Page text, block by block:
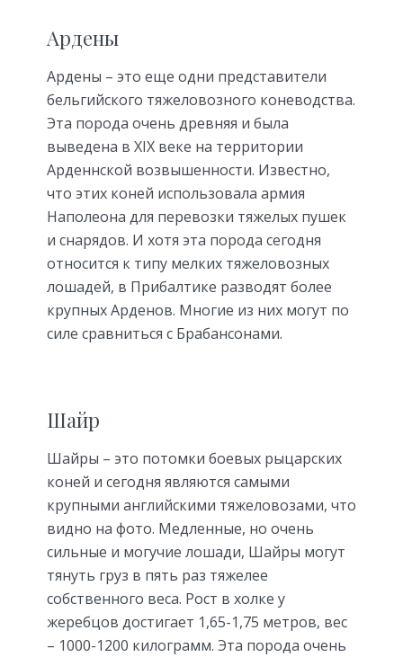
Ардены
Ардены – это еще одни представители
бельгийского тяжеловозного коневодства.
Эта порода очень древняя и была
выведена в XIX веке на территории
Арденнской возвышенности. Известно,
что этих коней использовала армия
Наполеона для перевозки тяжелых пушек
и снарядов. И хотя эта порода сегодня
относится к типу мелких тяжеловозных
лошадей, в Прибалтике разводят более
крупных Арденов. Многие из них могут по
силе сравниться с Брабансонами.
Шайр
Шайры – это потомки боевых рыцарских
коней и сегодня являются самыми
крупными английскими тяжеловозами, что
видно на фото. Медленные, но очень
сильные и могучие лошади, Шайры могут
тянуть груз в пять раз тяжелее
собственного веса. Рост в холке у
жеребцов достигает 1,65-1,75 метров, вес
– 1000-1200 килограмм. Эта порода очень